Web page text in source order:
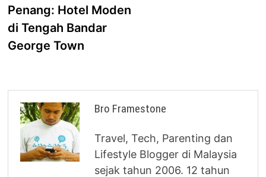
Penang: Hotel Moden
di Tengah Bandar
George Town
Bro Framestone
Travel, Tech, Parenting dan
Lifestyle Blogger di Malaysia
sejak tahun 2006. 12 tahun